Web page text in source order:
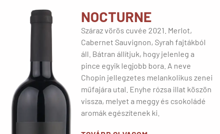
NOCTURNE
Száraz vörös cuvée 2021. Merlot,
Cabernet Sauvignon, Syrah fajtákból
áll. Bátran állítjuk, hogy jelenleg a
pince egyik legjobb bora. A neve
Chopin jellegzetes melankolikus zenei
műfajára utal. Enyhe rózsa illat köszön
vissza, melyet a meggy és csokoládé
aromák egészítenek ki.